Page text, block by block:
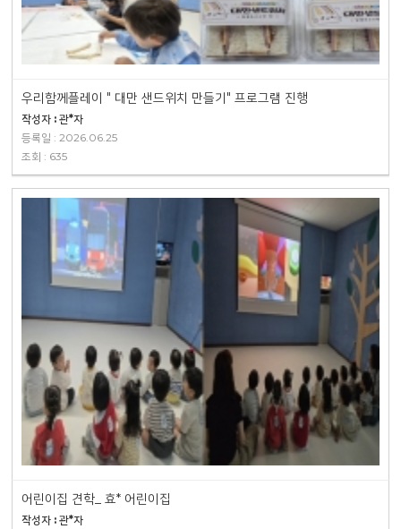
우리함께플레이 " 대만 샌드위치 만들기" 프로그램 진행
작성자 : 관*자
등록일 : 2026.06.25
조회 : 635
어린이집 견학_ 효* 어린이집
작성자 : 관*자